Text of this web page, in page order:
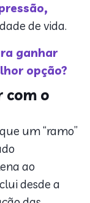
de vida.
ganhar
opção?
com o
um “ramo”
ao
desde a